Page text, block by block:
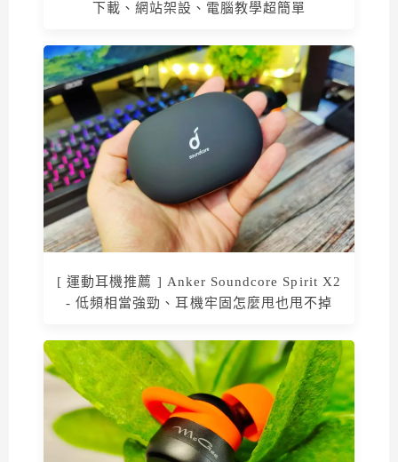
下載、網站架設、電腦教學超簡單
[ 運動耳機推薦 ] Anker Soundcore Spirit X2
- 低頻相當強勁、耳機牢固怎麼甩也甩不掉